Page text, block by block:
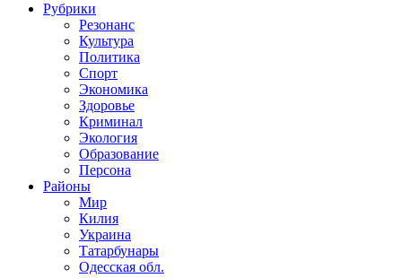
Рубрики
Резонанс
Культура
Политика
Спорт
Экономика
Здоровье
Криминал
Экология
Образование
Персона
Районы
Мир
Килия
Украина
Татарбунары
Одесская обл.